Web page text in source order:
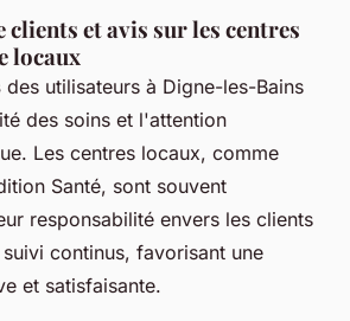
clients et avis sur les centres
locaux
des utilisateurs à Digne-les-Bains
des soins et l'attention
Les centres locaux, comme
Santé, sont souvent
responsabilité envers les clients
continus, favorisant une
et satisfaisante.